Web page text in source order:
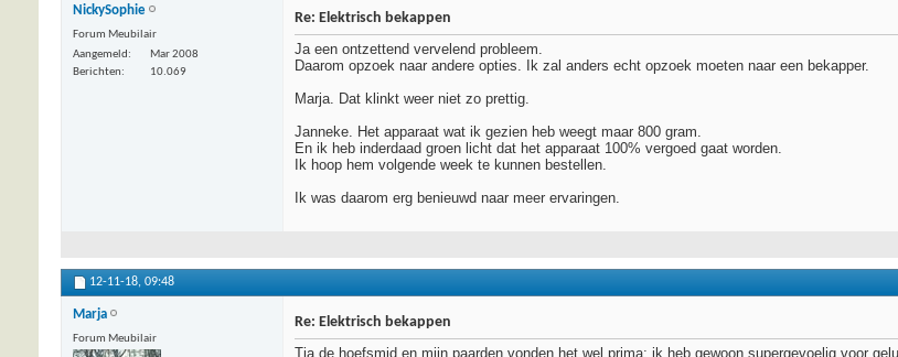
NickySophie
Forum Meubilair
Aangemeld
Mar 2008
Berichten
10.069
Re: Elektrisch bekappen
Ja een ontzettend vervelend probleem.
Daarom opzoek naar andere opties. Ik zal anders echt opzoek moeten naar een bekapper.
Marja. Dat klinkt weer niet zo prettig.
Janneke. Het apparaat wat ik gezien heb weegt maar 800 gram.
En ik heb inderdaad groen licht dat het apparaat 100% vergoed gaat worden.
Ik hoop hem volgende week te kunnen bestellen.
Ik was daarom erg benieuwd naar meer ervaringen.
12-11-18, 09:48
Marja
Forum Meubilair
Re: Elektrisch bekappen
Tja de hoefsmid en mijn paarden vonden het wel prima; ik heb gewoon supergevoelig voor